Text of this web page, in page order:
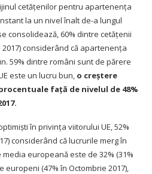
cetățenilor pentru apartenenţa
la un nivel înalt de-a lungul
consolidează, 60% dintre cetăţenii
2017) considerând că apartenenţa
59% dintre români sunt de părere
este un lucru bun, o creştere
faţă de nivelul de 48%
în privinţa viitorului UE, 52%
considerând că lucrurile merg în
europeană este de 32% (31%
europeni (47% în Octombrie 2017),